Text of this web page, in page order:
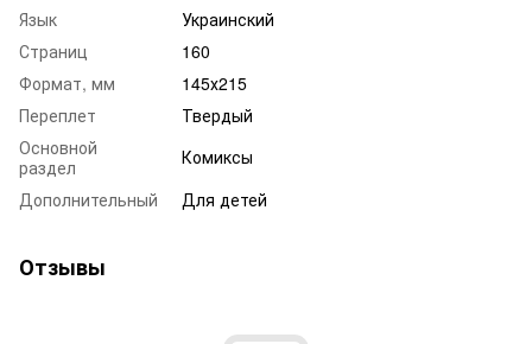
Язык
Украинский
Страниц
160
Формат, мм
145х215
Переплет
Твердый
Основной
раздел
Комиксы
Дополнительный
Для детей
Отзывы